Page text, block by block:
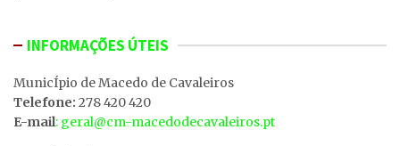
INFORMAÇÕES ÚTEIS
MunicÍpio de Macedo de Cavaleiros
Telefone: 278 420 420
E-mail: geral@cm-macedodecavaleiros.pt